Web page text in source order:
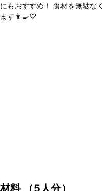
にもおすすめ！ 食材を無駄な
ます👩‍🍳♡
材料 （5人分）